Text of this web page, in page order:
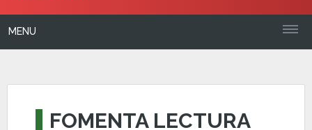
MENU
FOMENTA LECTURA